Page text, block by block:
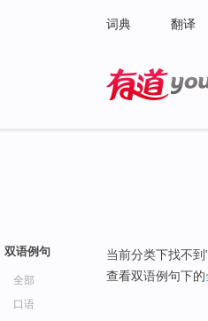
词典 翻译
双语例句
全部
口语
当前分类下找不到
查看双语例句下的